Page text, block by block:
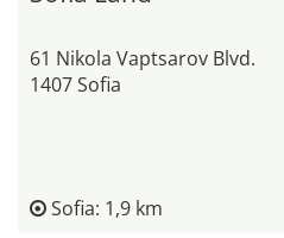
61 Nikola Vaptsarov Blvd.
1407 Sofia
Sofia: 1,9 km